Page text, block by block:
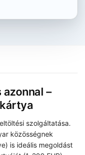
–
szolgáltatása.
közösségnek
is ideális megoldást